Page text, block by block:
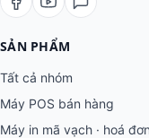
SẢN PHẨM
Tất cả nhóm
Máy POS bán hàng
Máy in mã vạch · hoá đơn